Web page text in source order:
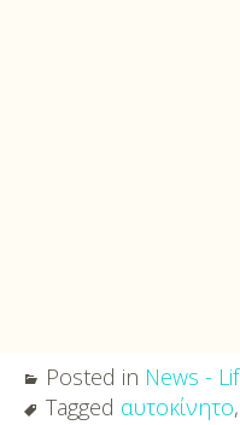
Posted in News -
Tagged αυτοκίνητο,